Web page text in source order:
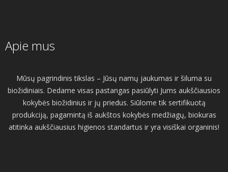
Apie mus
Mūsų pagrindinis tikslas – Jūsų namų jaukumas ir šiluma su
biožidiniais. Dedame visas pastangas pasiūlyti Jums aukščiausios
kokybės biožidinius ir jų priedus. Siūlome tik sertifikuotą
produkciją, pagamintą iš aukštos kokybės medžiagų, biokuras
atitinka aukščiausius higienos standartus ir yra visiškai organinis!